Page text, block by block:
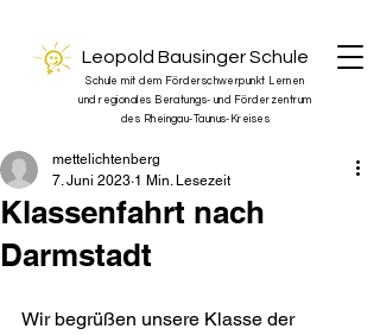
Leopold Bausinger Schule
Schule mit dem Förderschwerpunkt Lernen
und regionales Beratungs- und Förderzentrum
des Rheingau-Taunus-Kreises
Klassenfahrt nach
Darmstadt
mettelichtenberg
7. Juni 2023 1 Min. Lesezeit
Wir begrüßen unsere Klasse der